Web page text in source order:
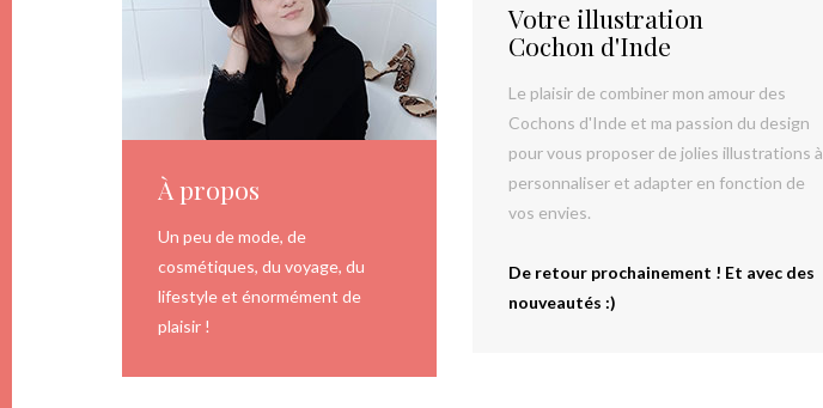
À propos
Un peu de mode, de
cosmétiques, du voyage, du
lifestyle et énormément de
plaisir !
Votre illustration
Cochon d'Inde
Le plaisir de combiner mon amour des
Cochons d'Inde et ma passion du design
pour vous proposer de jolies illustrations à
personnaliser et adapter en fonction de
vos envies.
De retour prochainement ! Et avec des
nouveautés :)